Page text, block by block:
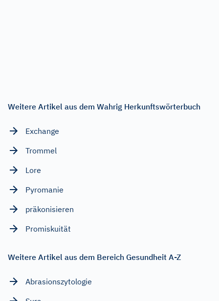
Weitere Artikel aus dem Wahrig Herkunftswörterbuch
Exchange
Trommel
Lore
Pyromanie
präkonisieren
Promiskuität
Weitere Artikel aus dem Bereich Gesundheit A-Z
Abrasionszytologie